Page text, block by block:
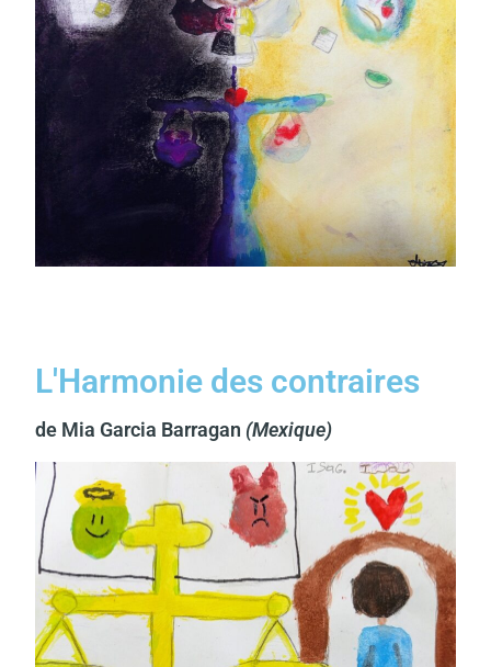
L'Harmonie des contraires
de Mia Garcia Barragan (Mexique)